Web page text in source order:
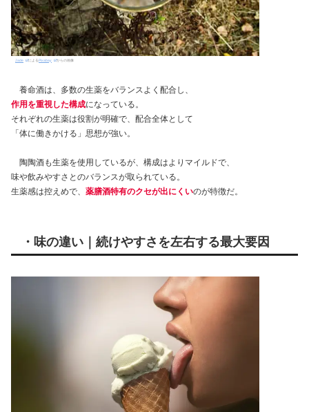
Jade によるPixabay からの画像
養命酒は、多数の生薬をバランスよく配合し、
作用を重視した構成になっている。
それぞれの生薬は役割が明確で、配合全体として
「体に働きかける」思想が強い。
陶陶酒も生薬を使用しているが、構成はよりマイルドで、
味や飲みやすさとのバランスが取られている。
生薬感は控えめで、 薬膳酒特有のクセが出にくいのが特徴だ。
・味の違い｜続けやすさを左右する最大要因